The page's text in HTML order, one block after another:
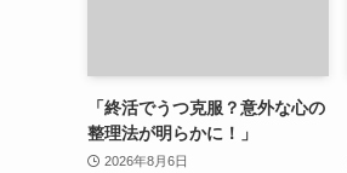
「終活でうつ克服？意外な心の
整理法が明らかに！」
2026年8月6日